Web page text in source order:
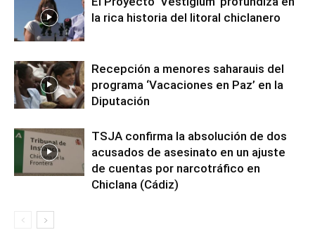
la rica historia del litoral chiclanero
Recepción a menores saharauis del
programa ‘Vacaciones en Paz’ en la
Diputación
TSJA confirma la absolución de dos
acusados de asesinato en un ajuste
de cuentas por narcotráfico en
Chiclana (Cádiz)